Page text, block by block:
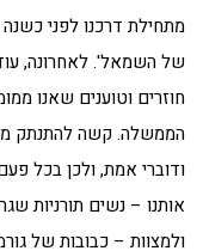
מתחילת דרכנו לפני כשנה
של השמאל'. לאחרונה, עוד
חוזרים וטוענים שאנו
הממשלה. קשה להתנתק
ודוברי אמת, ולכן בכל
אותנו – נשים תורניות
ולמצוות – כבובות של